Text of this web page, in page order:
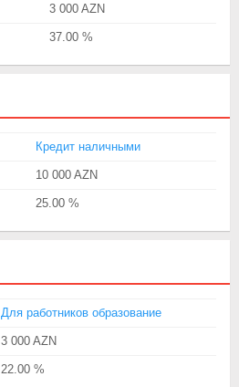
3 000 AZN
37.00 %
Кредит наличными
10 000 AZN
25.00 %
Для работников образование
3 000 AZN
22.00 %